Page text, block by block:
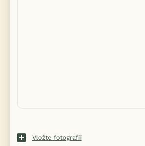
Vložte fotografii